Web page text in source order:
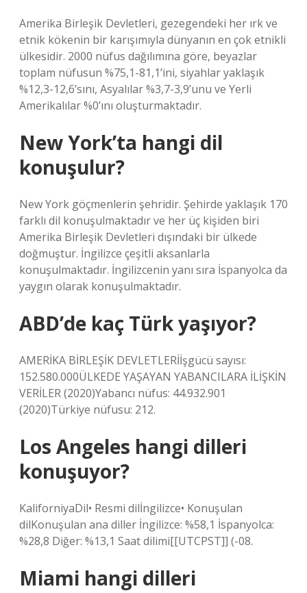
Amerika Birleşik Devletleri, gezegendeki her ırk ve
etnik kökenin bir karışımıyla dünyanın en çok etnikli
ülkesidir. 2000 nüfus dağılımına göre, beyazlar
toplam nüfusun %75,1-81,1’ini, siyahlar yaklaşık
%12,3-12,6’sını, Asyalılar %3,7-3,9’unu ve Yerli
Amerikalılar %0’ını oluşturmaktadır.
New York’ta hangi dil
konuşulur?
New York göçmenlerin şehridir. Şehirde yaklaşık 170
farklı dil konuşulmaktadır ve her üç kişiden biri
Amerika Birleşik Devletleri dışındaki bir ülkede
doğmuştur. İngilizce çeşitli aksanlarla
konuşulmaktadır. İngilizcenin yanı sıra İspanyolca da
yaygın olarak konuşulmaktadır.
ABD’de kaç Türk yaşıyor?
AMERİKA BİRLEŞİK DEVLETLERİİşgücü sayısı:
152.580.000ÜLKEDE YAŞAYAN YABANCILARA İLİŞKİN
VERİLER (2020)Yabancı nüfus: 44.932.901
(2020)Türkiye nüfusu: 212.
Los Angeles hangi dilleri
konuşuyor?
KaliforniyaDil• Resmi dilİngilizce• Konuşulan
dilKonuşulan ana diller İngilizce: %58,1 İspanyolca:
%28,8 Diğer: %13,1 Saat dilimi[[UTCPST]] (-08.
Miami hangi dilleri